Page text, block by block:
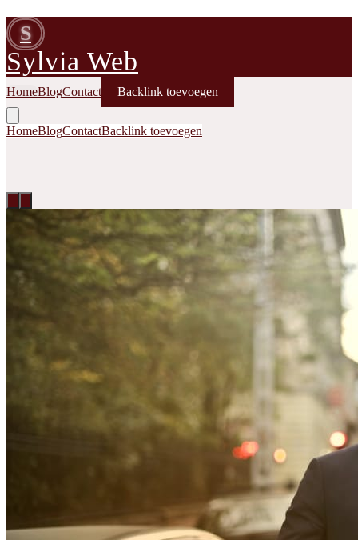
S
Sylvia Web
HomeBlogContact Backlink toevoegen
HomeBlogContactBacklink toevoegen